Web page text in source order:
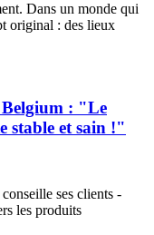
Dans un monde qui
original : des lieux
: "Le
stable et sain !"
ses clients -
les produits